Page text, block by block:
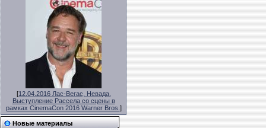
[12.04.2016 Лас-Вегас, Невада.
Выступление Рассела со сцены в
рамках CinemaCon 2016 Warner Bros. ]
Новые материалы